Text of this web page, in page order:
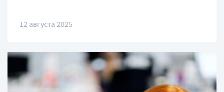
12 августа 2025